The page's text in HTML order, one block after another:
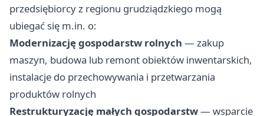
przedsiębiorcy z regionu grudziądzkiego mogą
ubiegać się m.in. o:
Modernizację gospodarstw rolnych — zakup
maszyn, budowa lub remont obiektów inwentarskich,
instalacje do przechowywania i przetwarzania
produktów rolnych
Restrukturyzację małych gospodarstw— wsparcie